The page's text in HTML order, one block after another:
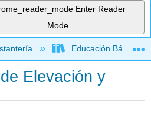
Enter Reader
Mode
jerarquía globalEducación Básica
Elevación y